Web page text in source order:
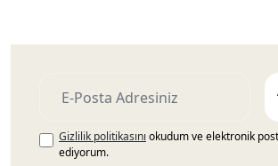
Gizlilik politikasını okudum ve elektronik
ediyorum.